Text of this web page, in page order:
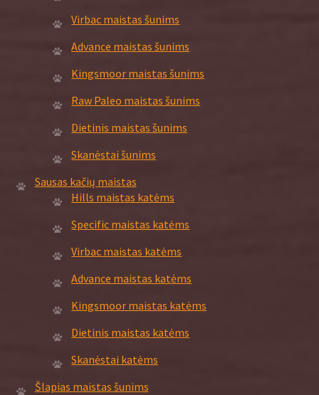
Virbac maistas šunims
Advance maistas šunims
Kingsmoor maistas šunims
Raw Paleo maistas šunims
Dietinis maistas šunims
Skanėstai šunims
Sausas kačių maistas
Hills maistas katėms
Specific maistas katėms
Virbac maistas katėms
Advance maistas katėms
Kingsmoor maistas katėms
Dietinis maistas katėms
Skanėstai katėms
Šlapias maistas šunims